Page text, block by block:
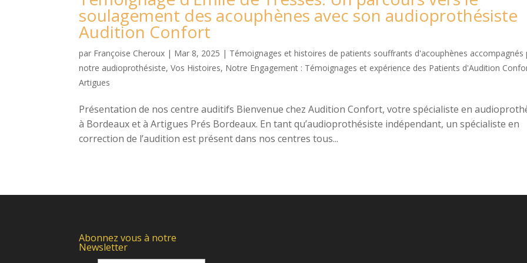
soulagement des acouphènes avec son audioprothésiste
Audition Confort
par Françoise Cheroux | Mar 8, 2025 | Témoignages et histoires de patients souffrants d'acouphènes accompagnés
notre audioprothésiste,Vos Histoires, Notre Engagement : Témoignages et expérience des Patients d'Audition
Artigues
Présentation de nos centre auditifs Bienvenue chez Audition Confort, votre spécialiste en
à Bordeaux et à Artigues Prés Bordeaux. En tant qu’audioprothésiste indépendant, un spécialiste en
correction de l’audition est présent dans nos centres tous...
Abonnez vous à notre
Newsletter